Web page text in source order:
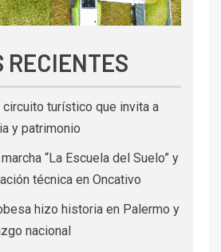
RECIENTES
circuito turístico que invita a
y patrimonio
“La Escuela del Suelo” y
técnica en Oncativo
hizo historia en Palermo y
nacional